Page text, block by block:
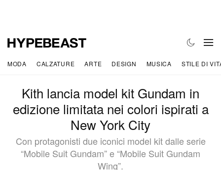
MODA CALZATURE ARTE DESIGN MUSICA STILE DI
Kith lancia model kit Gundam in
edizione limitata nei colori ispirati a
New York City
Con protagonisti due iconici model kit dalle serie
“Mobile Suit Gundam” e “Mobile Suit Gundam
Wing”.